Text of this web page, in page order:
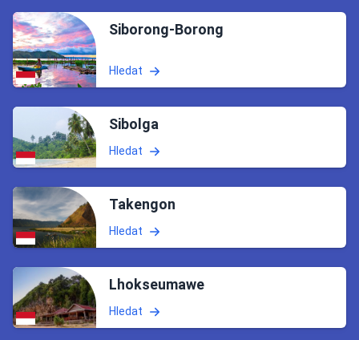
Siborong-Borong
Hledat
Sibolga
Hledat
Takengon
Hledat
Lhokseumawe
Hledat